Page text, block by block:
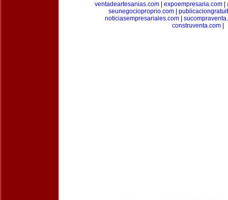
ventadeartesanias.com| expoempresaria.com|
seunegocioproprio.com
noticiasempresariales.com|
construventa.com